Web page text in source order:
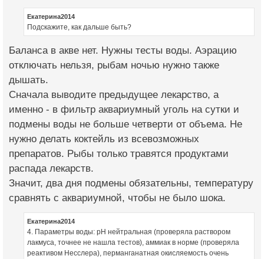
Екатерина2014
Подскажите, как дальше быть?
Баланса в акве нет. Нужны тесты воды. Аэрацию
отключать нельзя, рыбам ночью нужно также
дышать.
Сначала выводите предыдущее лекарство, а
именно - в фильтр аквариумный уголь на сутки и
подмены воды не больше четверти от объема. Не
нужно делать коктейль из всевозможных
препаратов. Рыбы только травятся продуктами
распада лекарств.
Значит, два дня подмены обязательны, температуру
сравнять с аквариумной, чтобы не было шока.
Екатерина2014
4. Параметры воды: pH нейтральная (проверяла раствором
лакмуса, точнее не нашла тестов), аммиак в норме (проверяла
реактивом Несслера), перманганатная окисляемость очень